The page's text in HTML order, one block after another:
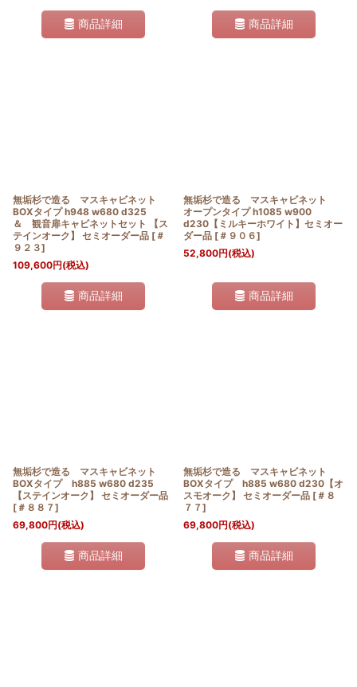
商品詳細 商品詳細
無垢杉で造る マスキャビネット
BOXタイプ h948 w680 d325
＆ 観音扉キャビネットセット 【ス
テインオーク】 セミオーダー品 [ ＃
９２３]
109,600円(税込)
商品詳細
無垢杉で造る マスキャビネット
オープンタイプ h1085 w900
d230【ミルキーホワイト】セミオー
ダー品 [ ＃９０６]
52,800円(税込)
商品詳細
無垢杉で造る マスキャビネット
BOXタイプ h885 w680 d235
【ステインオーク】 セミオーダー品
[ ＃８８７]
69,800円(税込)
商品詳細
無垢杉で造る マスキャビネット
BOXタイプ h885 w680 d230【オ
スモオーク】 セミオーダー品 [ ＃８
７７]
69,800円(税込)
商品詳細